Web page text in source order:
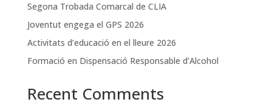
Segona Trobada Comarcal de CLIA
Joventut engega el GPS 2026
Activitats d’educació en el lleure 2026
Formació en Dispensació Responsable d’Alcohol
Recent Comments